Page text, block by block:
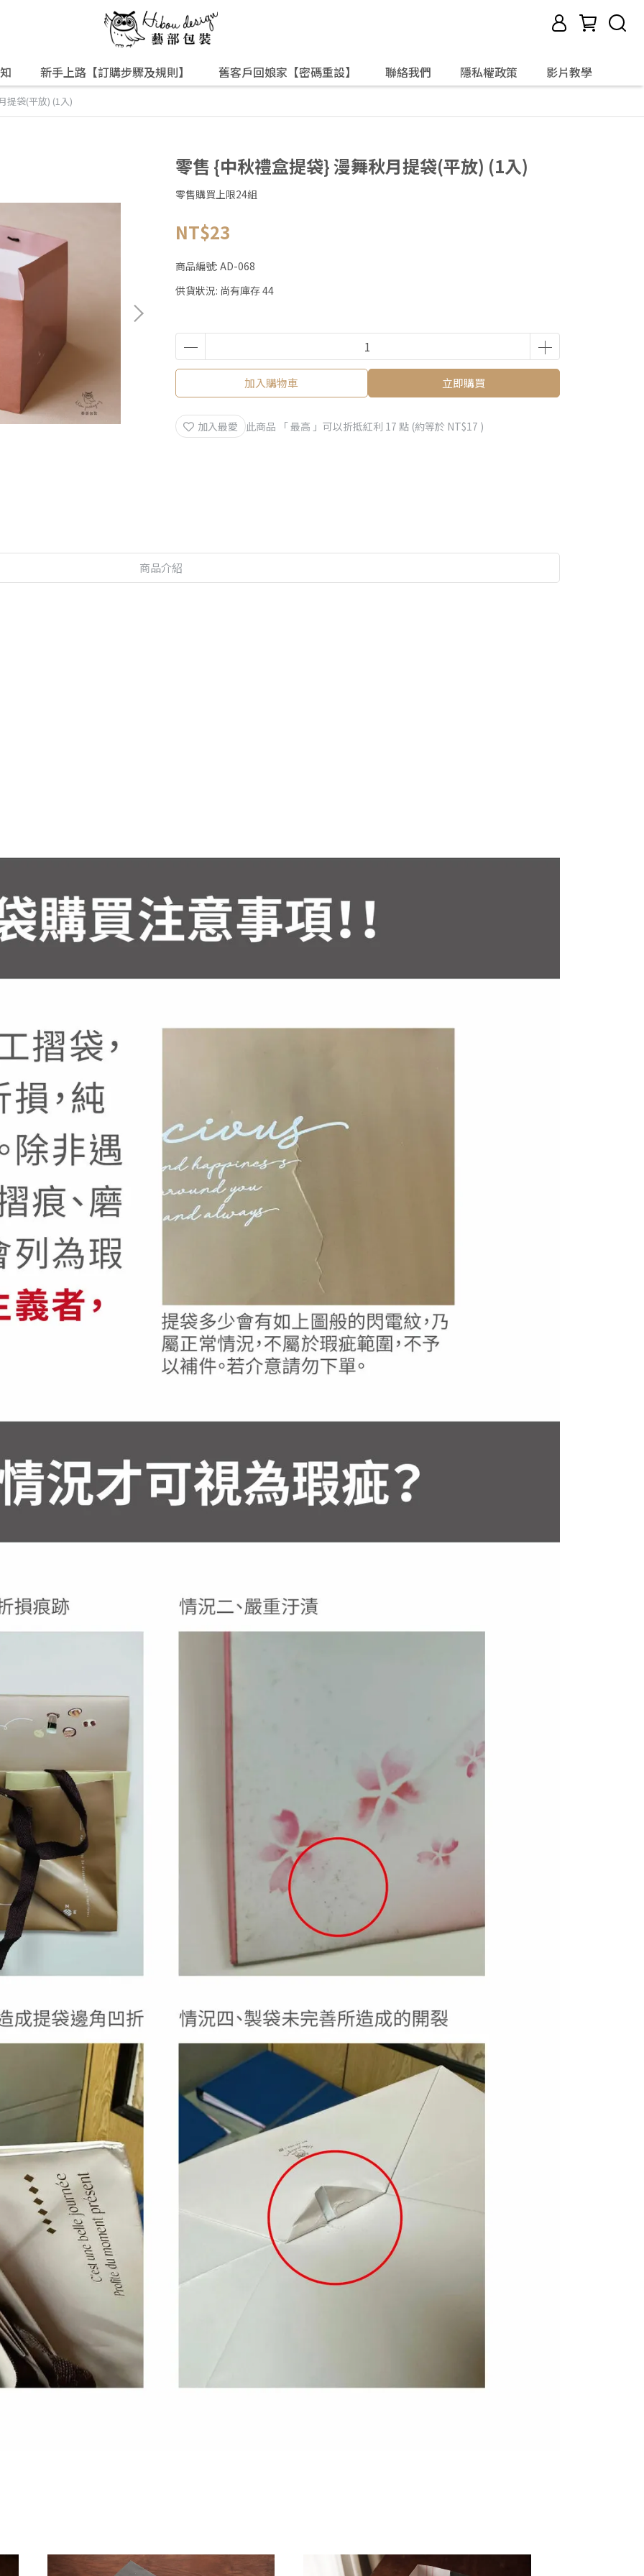
新手上路【訂購步驟及規則】 舊客戶回娘家【密碼重設】 聯絡我們 隱私權政策 影片教學
提袋(平放) (1入)
零售 {中秋禮盒提袋} 漫舞秋月提袋(平放) (1入)
零售購買上限24組
NT$23
商品編號: AD-068
供貨狀況: 尚有庫存 44
加入購物車 立即購買
加入最愛 此商品 「 最高 」可以折抵紅利 17 點 (約等於 NT$17 )
商品介紹